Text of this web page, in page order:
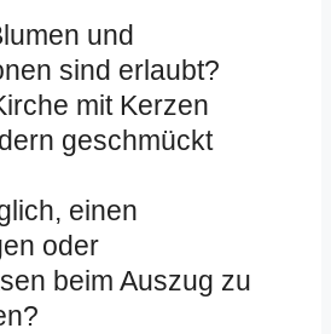
und
sind erlaubt?
mit Kerzen
geschmückt
einen
oder
beim Auszug zu